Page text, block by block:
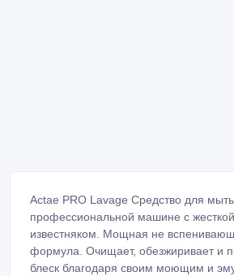
Actae PRO Lavage Средство для
профессиональной машине с
известняком. Мощная не
формула. Очищает, обезжиривает и
блеск благодаря своим моющим и